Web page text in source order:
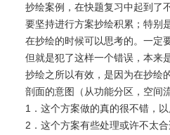
抄绘案例，在快题复习中起到了
要坚持进行方案抄绘积累；特别
在抄绘的时候可以思考的。一定
但就是犯了这样一个错误，本来
抄绘之所以有效，是因为在抄绘
剖面的意图（从功能分区，空间
1．这个方案做的真的很不错，
2．这个方案有些处理或许不太